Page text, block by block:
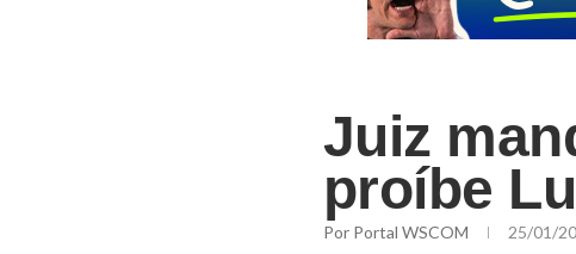
Juiz
proíbe
Por Portal WSCOM 25/01/